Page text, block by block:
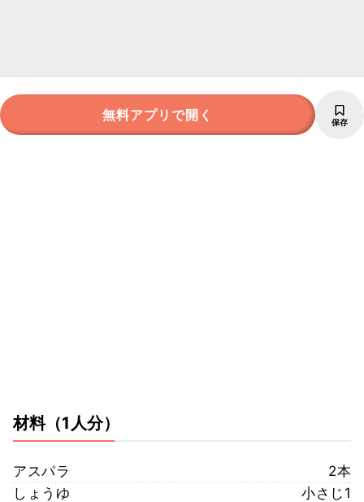
無料アプリで開く 保存
材料（1人分）
アスパラ
2本
しょうゆ
小さじ1